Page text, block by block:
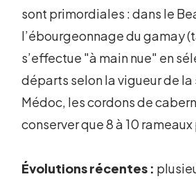
sont primordiales : dans le
l’ébourgeonnage du gamay
s’effectue "à main nue" en
départs selon la vigueur de la
Médoc, les cordons de
conserver que 8 à 10
Évolutions récentes :